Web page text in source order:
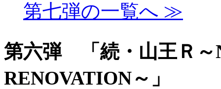
第七弾の一覧へ ≫
第六弾 「続・山王Ｒ～
RENOVATION～」